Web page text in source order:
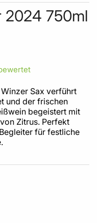
2024 750ml
Sax verführt
und der frischen
begeistert mit
Zitrus. Perfekt
für festliche